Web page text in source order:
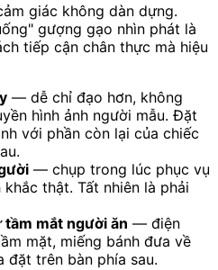
giác không dàn dựng.
gượng gạo nhìn phát là
tiếp cận chân thực mà hiệu
— dễ chỉ đạo hơn, không
hình ảnh người mẫu. Đặt
với phần còn lại của chiếc
— chụp trong lúc phục vụ
thật. Tất nhiên là phải
mắt người ăn — điện
mặt, miếng bánh đưa về
đặt trên bàn phía sau.